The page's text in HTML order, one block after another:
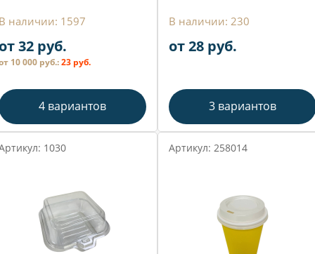
наличии: 1597
32 руб.
10 000 руб.:23 руб.
4 вариантов
В наличии: 230
от 28 руб.
3 вариантов
1030 Артикул: 258014